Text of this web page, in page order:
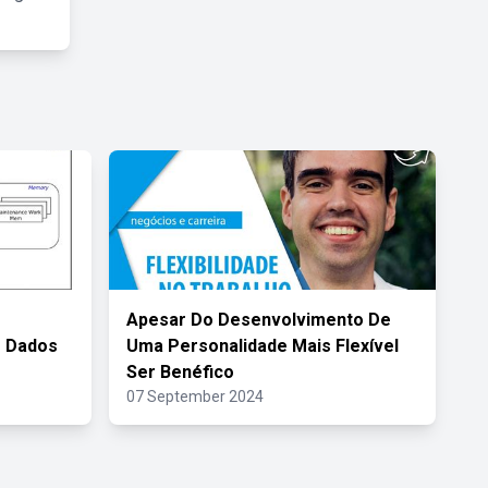
Apesar Do Desenvolvimento De
Uma Personalidade Mais Flexível
Ser Benéfico
07 September 2024